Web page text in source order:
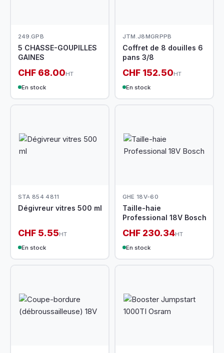
249.GPB
5 CHASSE-GOUPILLES
GAINES
CHF 68.00HT
En stock
JTM.J8MGRPPB
Coffret de 8 douilles 6
pans 3/8
CHF 152.50HT
En stock
STA 854 4811
Dégivreur vitres 500 ml
CHF 5.55HT
En stock
GHE 18V-60
Taille-haie
Professional 18V Bosch
CHF 230.34HT
En stock